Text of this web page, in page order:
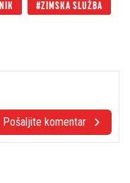
ZIMSKA SLUŽBA
Pošaljite komentar